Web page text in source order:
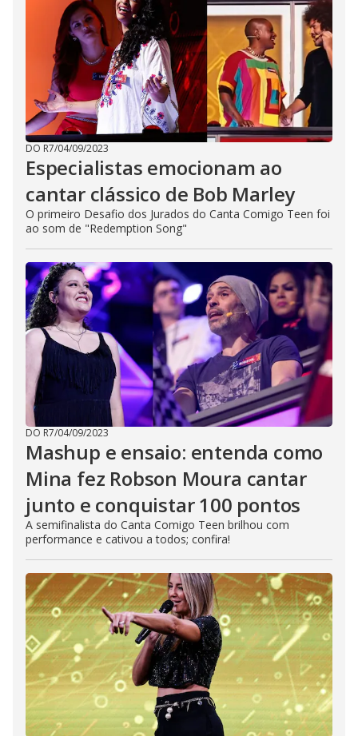
DO R7/04/09/2023
Especialistas emocionam ao
cantar clássico de Bob Marley
O primeiro Desafio dos Jurados do Canta Comigo Teen foi
ao som de "Redemption Song"
DO R7/04/09/2023
Mashup e ensaio: entenda como
Mina fez Robson Moura cantar
junto e conquistar 100 pontos
A semifinalista do Canta Comigo Teen brilhou com
performance e cativou a todos; confira!